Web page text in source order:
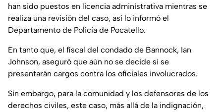
han sido puestos en licencia administrativa mientras se
realiza una revisión del caso, así lo informó el
Departamento de Policía de Pocatello.
En tanto que, el fiscal del condado de Bannock, Ian
Johnson, aseguró que aún no se decide si se
presentarán cargos contra los oficiales involucrados.
Sin embargo, para la comunidad y los defensores de los
derechos civiles, este caso, más allá de la indignación,